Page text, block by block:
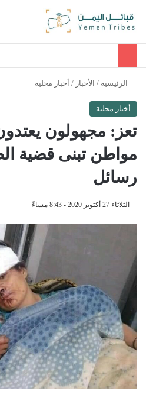
الرئيسية / الأخبار / أخبار محلية
أخبار محلية
تعز: مجهولون
مواطن تبنى قضية
رسائل
الثلاثاء 27 أكتوبر 2020 - 8:43 مساءً